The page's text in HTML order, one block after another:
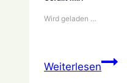
Wird geladen …
WeiterlesenEiskalt